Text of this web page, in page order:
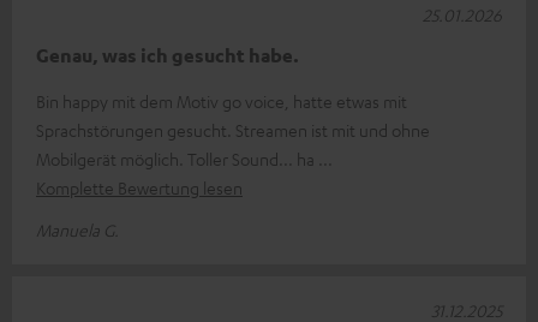
Genau, was ich gesucht habe.
Bin happy mit dem Motiv go voice, hatte etwas mit
Sprachstörungen gesucht. Streamen ist mit und ohne
Mobilgerät möglich. Toller Sound... ha
Komplette Bewertung lesen
Manuela G.
25.01.2026
31.12.2025